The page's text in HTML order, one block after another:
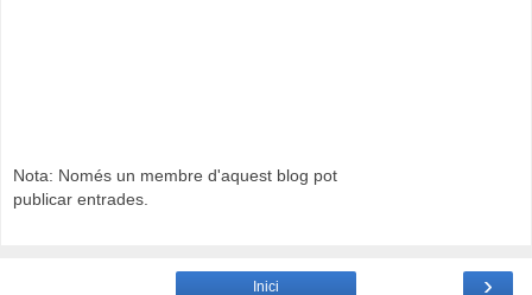
Nota: Només un membre d'aquest blog pot
publicar entrades.
›
Inici